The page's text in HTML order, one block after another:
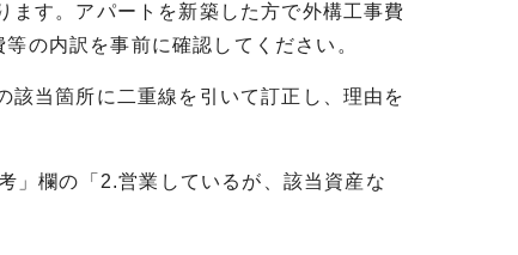
ます。アパートを新築した方で外構工事費
の内訳を事前に確認してください。
当箇所に二重線を引いて訂正し、理由を
」欄の「2.営業しているが、該当資産な